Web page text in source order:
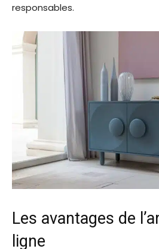
responsables.
Les avantages de
ligne